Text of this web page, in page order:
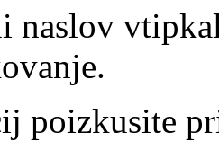
naslov
poizkusite